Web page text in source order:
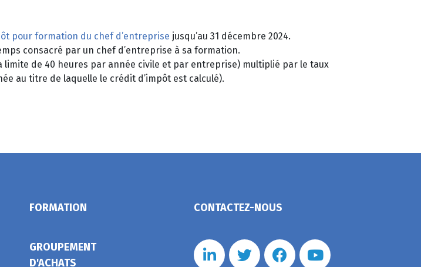
pour formation du chef d’entreprise jusqu’au 31 décembre 2024.
consacré par un chef d’entreprise à sa formation.
de 40 heures par année civile et par entreprise) multiplié par le taux
au titre de laquelle le crédit d’impôt est calculé).
FORMATION
GROUPEMENT
D'ACHATS
CONTACTEZ-NOUS